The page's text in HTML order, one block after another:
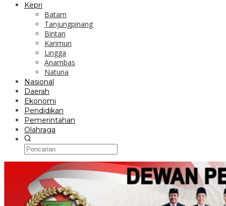
Kepri
Batam
Tanjungpinang
Bintan
Karimun
Lingga
Anambas
Natuna
Nasional
Daerah
Ekonomi
Pendidikan
Pemerintahan
Olahraga